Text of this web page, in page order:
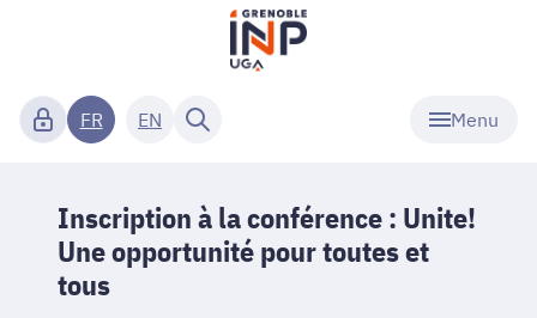
Menu
FR EN
Inscription à la conférence : Unite!
Une opportunité pour toutes et
tous